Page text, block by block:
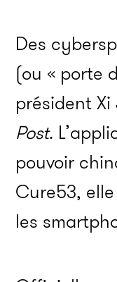
Des
(ou « porte
président
Post.
pouvoir
Cure53,
les